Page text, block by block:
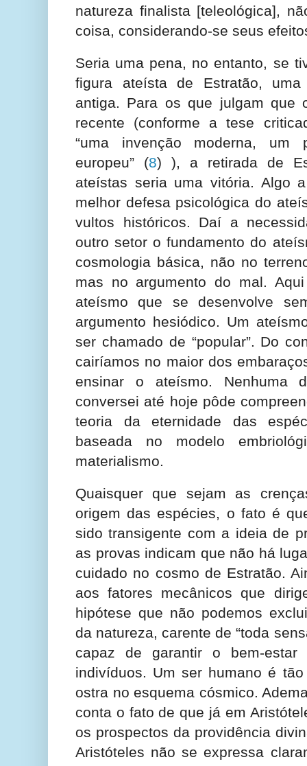
natureza finalista [teleológica],
coisa, considerando-se seus
Seria uma pena, no entanto, se
figura ateísta de Estratão,
antiga. Para os que julgam que
recente (conforme a tese
“uma invenção moderna, um
europeu” (8) ), a retirada de
ateístas seria uma vitória. Algo
melhor defesa psicológica do
vultos históricos. Daí a
outro setor o fundamento do
cosmologia básica, não no
mas no argumento do mal.
ateísmo que se desenvolve
argumento hesiódico. Um
ser chamado de “popular”. Do
cairíamos no maior dos
ensinar o ateísmo. Nenhuma
conversei até hoje pôde
teoria da eternidade das
baseada no modelo
materialismo.
Quaisquer que sejam as
origem das espécies, o fato é
sido transigente com a ideia de
as provas indicam que não há
cuidado no cosmo de Estratão.
aos fatores mecânicos que
hipótese que não podemos
da natureza, carente de “toda
capaz de garantir o bem-
indivíduos. Um ser humano é
ostra no esquema cósmico.
conta o fato de que já em
os prospectos da providência
Aristóteles não se expressa